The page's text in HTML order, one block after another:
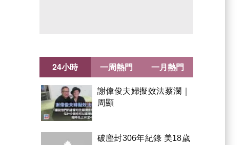
24小時
謝偉俊夫婦擬效法蔡瀾｜
周顯
破塵封306年紀錄 美18歲
一周熱門 一月熱門